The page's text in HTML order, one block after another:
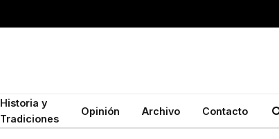
Historia y
Tradiciones
Opinión Archivo Contacto